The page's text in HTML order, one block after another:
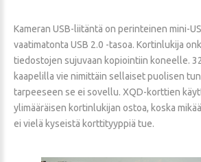
Kameran USB-liitäntä on perinteinen mini-
vaatimatonta USB 2.0 -tasoa. Kortinlukija
tiedostojen sujuvaan kopiointiin koneelle.
kaapelilla vie nimittäin sellaiset puolisen
tarpeeseen se ei sovellu. XQD-korttien
ylimääräisen kortinlukijan ostoa, koska
ei vielä kyseistä korttityyppiä tue.